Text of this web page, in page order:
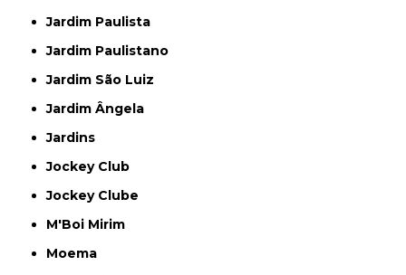
Jardim Paulista
Jardim Paulistano
Jardim São Luiz
Jardim Ângela
Jardins
Jockey Club
Jockey Clube
M'Boi Mirim
Moema